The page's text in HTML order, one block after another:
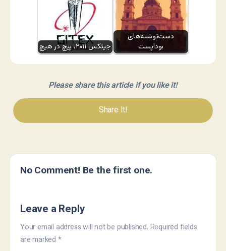
جیتکس ۲۰۱۱، پیچ در هیچ
دست‌نوشته‌های
بوداپست
Please share this article if you like it!
Share It!
No Comment! Be the first one.
Leave a Reply
Your email address will not be published. Required fields
are marked *